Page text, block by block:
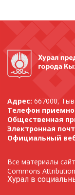
Адрес: 667000,
Телефон
Общественная
Электронная
Официальный
Все материалы
Commons
Хурал в